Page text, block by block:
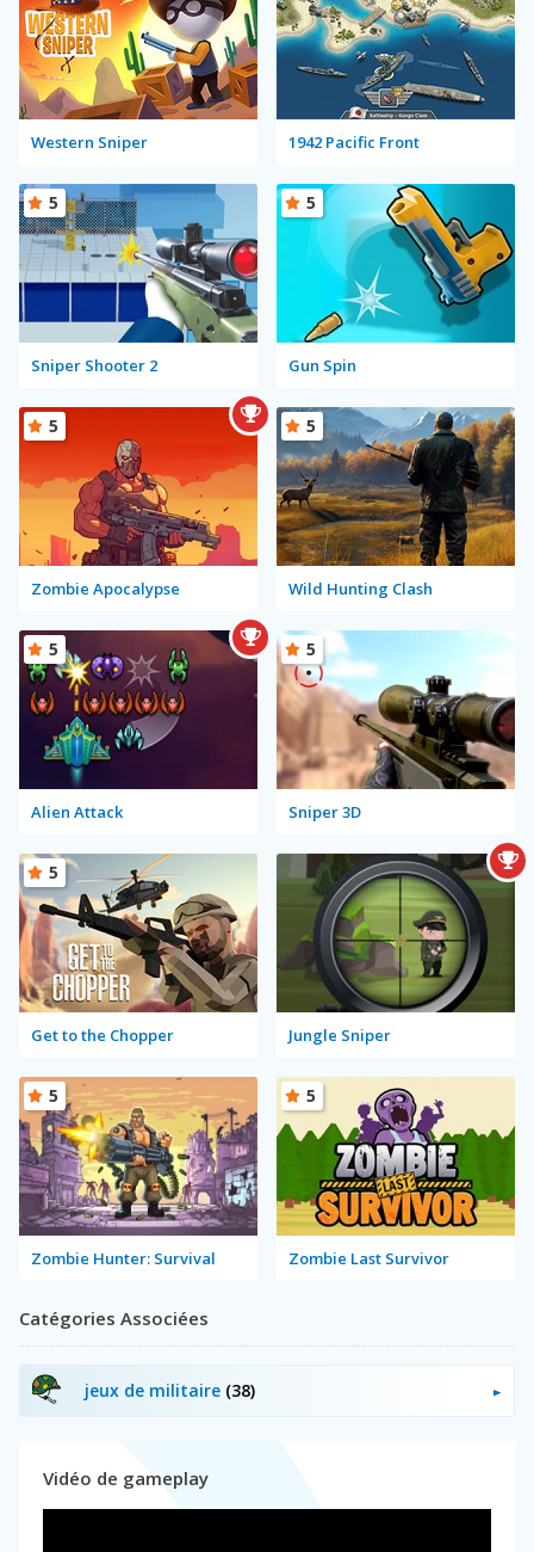
Western Sniper 1942 Pacific Front
Sniper Shooter 2
5
Gun Spin
5
Zombie Apocalypse
5
Wild Hunting Clash
5
Alien Attack
5
Sniper 3D
5
Get to the Chopper
5
Jungle Sniper
Zombie Hunter: Survival
5
Zombie Last Survivor
5
Catégories Associées
jeux de militaire (38)
Vidéo de gameplay